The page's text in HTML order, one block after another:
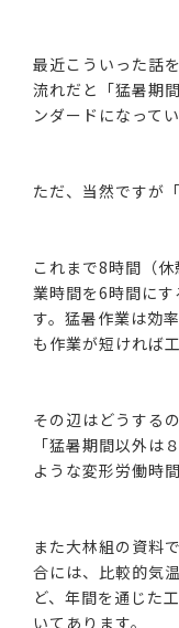
最近こういった話
流れだと「猛暑期
ンダードになって
ただ、当然ですが
これまで8時間（
業時間を6時間に
す。猛暑作業は効
も作業が短ければ
その辺はどうする
「猛暑期間以外は
ような変形労働時
また大林組の資料
合には、比較的気
ど、年間を通じた
いてあります。